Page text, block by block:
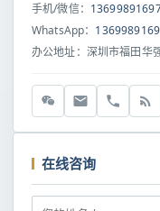
手机/微信：
WhatsApp：
办公地址：深圳市福田华
在线咨询